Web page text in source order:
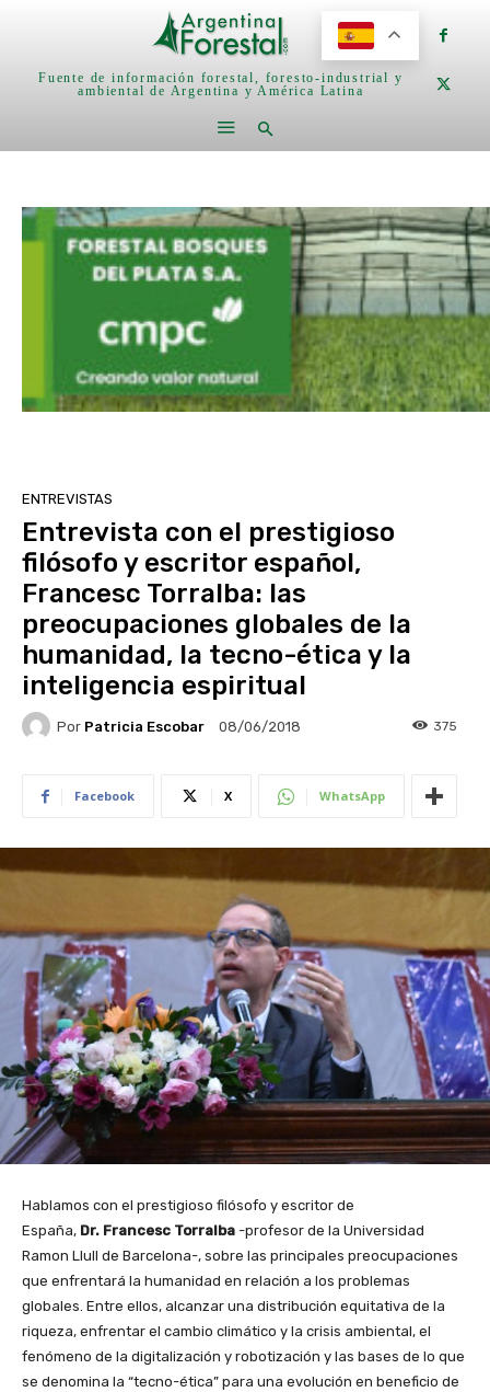
Fuente de información forestal, foresto-industrial y
ambiental de Argentina y América Latina
ENTREVISTAS
Entrevista con el prestigioso
filósofo y escritor español,
Francesc Torralba: las
preocupaciones globales de la
humanidad, la tecno-ética y la
inteligencia espiritual
Por Patricia Escobar 08/06/2018 375
Facebook X WhatsApp
Hablamos con el prestigioso filósofo y escritor de
España, Dr. Francesc Torralba -profesor de la Universidad
Ramon Llull de Barcelona-, sobre las principales preocupaciones
que enfrentará la humanidad en relación a los problemas
globales. Entre ellos, alcanzar una distribución equitativa de la
riqueza, enfrentar el cambio climático y la crisis ambiental, el
fenómeno de la digitalización y robotización y las bases de lo que
se denomina la “tecno-ética” para una evolución en beneficio de